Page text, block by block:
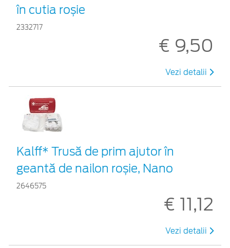
în cutia roșie
2332717
€ 9,50
Vezi detalii
Kalff* Trusă de prim ajutor în
geantă de nailon roșie, Nano
2646575
€ 11,12
Vezi detalii